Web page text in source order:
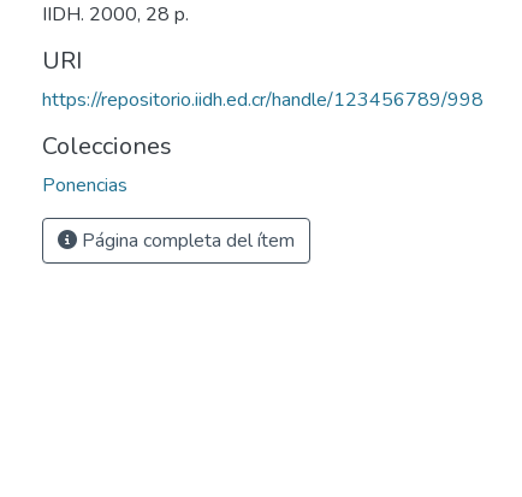
IIDH. 2000, 28 p.
URI
https://repositorio.iidh.ed.cr/handle/123456789/998
Colecciones
Ponencias
Página completa del ítem